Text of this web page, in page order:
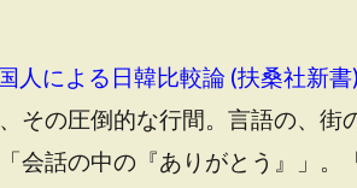
人による日韓比較論 (扶桑社新書)
その圧倒的な行間。言語の、街
会話の中の『ありがとう』」。